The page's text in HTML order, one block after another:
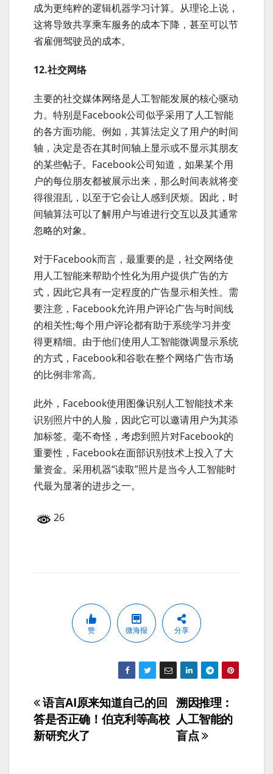
成为更纯粹的逻辑机器学习计算。从理论上说，
这将导致共享乘车服务的成本下降，甚至可以节
省雇佣驾驶员的成本。
12.社交网络
主要的社交媒体网络是人工智能发展的核心驱动
力。特别是Facebook公司似乎采用了人工智能
的各方面功能。例如，其算法定义了用户的时间
轴，决定是否在其时间轴上显示或不显示其朋友
的某些帖子。Facebook公司知道，如果某个用
户的每位朋友都被展示出来，那么时间表就将变
得很混乱，以至于它会让人感到厌烦。因此，时
间轴算法可以了解用户与谁进行交互以及其通常
忽略的对象。
对于Facebook而言，最重要的是，社交网络使
用人工智能来帮助个性化为用户提供广告的方
式，因此它具有一定程度的广告显示相关性。需
要注意，Facebook允许用户评论广告与时间线
的相关性;每个用户评论都有助于系统学习并变
得更精细。由于他们使用人工智能微调显示系统
的方式，Facebook和谷歌在整个网络广告市场
的比例非常高。
此外，Facebook使用图像识别人工智能技术来
识别照片中的人脸，因此它可以邀请用户为其添
加标签。毫不奇怪，考虑到照片对Facebook的
重要性，Facebook在面部识别技术上投入了大
量资金。采用机器“读取”照片是当今人工智能时
代最为显著的进步之一。
26
赞 微海报 分享
文
章
溯因推理：
人工智能的
盲点
语言AI原来知道自己的回
答是否正确！伯克利等高校
新研究火了